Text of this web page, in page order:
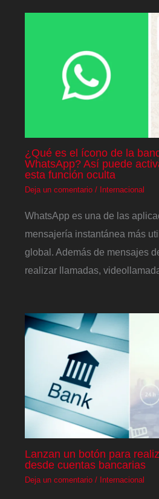
¿Qué es el ícono de la
WhatsApp? Así puede
esta función oculta
Deja un comentario / Internacional
WhatsApp es una de las
mensajería instantánea más
global. Además de mensajes
realizar llamadas,
Lanzan un botón para
desde cuentas bancarias
Deja un comentario / Internacional